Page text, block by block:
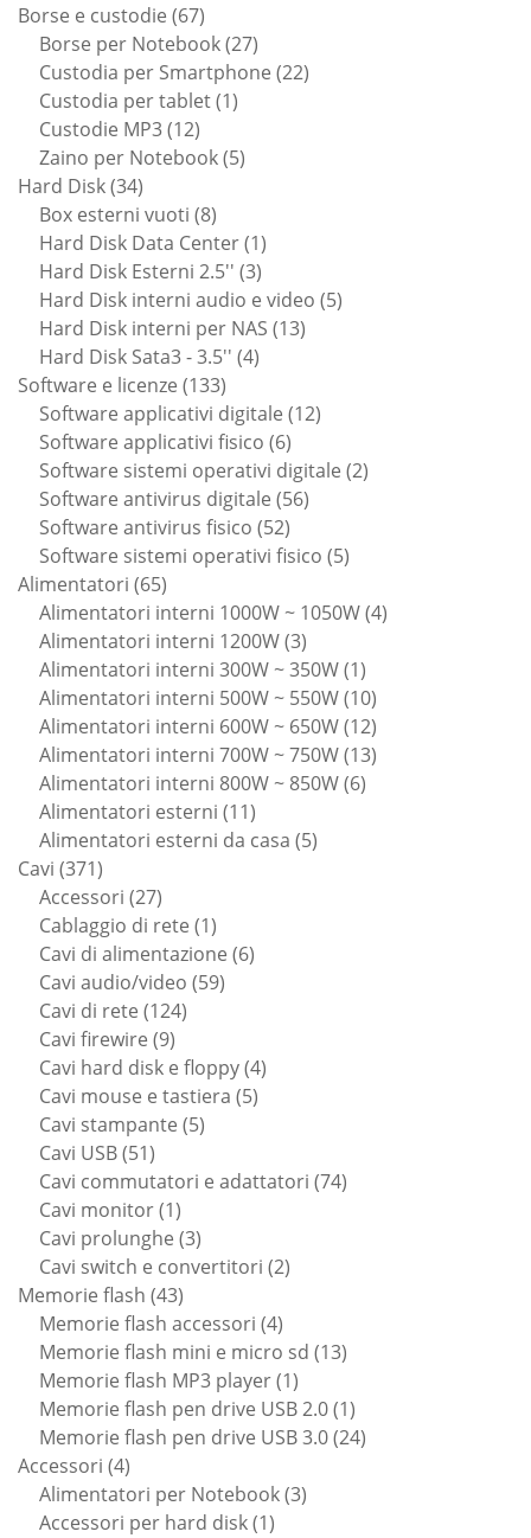
Borse e custodie 6767
prodotti
Borse per Notebook 2727
prodotti
Custodia per Smartphone 2222
Custodia per tablet 11
Custodie MP3 1212
prodotti
Zaino per Notebook 55
Hard Disk 3434
prodotti
Box esterni vuoti 88
prodotti
Hard Disk Data Center 11
prodotto
Hard Disk Esterni 2.5'' 33
prodotti
Hard Disk interni audio e video 55
Hard Disk interni per NAS 1313
Hard Disk Sata3 - 3.5'' 44
Software e licenze 133133
prodotti
Software applicativi digitale 1212
Software applicativi fisico 66
prodotti
Software sistemi operativi digitale 22
Software antivirus digitale 5656
Software antivirus fisico 5252
prodotti
Software sistemi operativi fisico 55
Alimentatori 6565
prodotti
Alimentatori interni 1000W ~ 1050W 44
Alimentatori interni 1200W 33
prodotti
Alimentatori interni 300W ~ 350W 11
prodotto
Alimentatori interni 500W ~ 550W 1010
prodotti
Alimentatori interni 600W ~ 650W 1212
prodotti
Alimentatori interni 700W ~ 750W 1313
Alimentatori interni 800W ~ 850W 66
Alimentatori esterni 1111
prodotti
Alimentatori esterni da casa 55
Cavi 371371
prodotti
Accessori 2727
prodotti
Cablaggio di rete 11
prodotto
Cavi di alimentazione 66
Cavi audio/video 5959
Cavi di rete 124124
Cavi firewire 99
prodotti
Cavi hard disk e floppy 44
Cavi mouse e tastiera 55
Cavi stampante 55
Cavi USB 5151
prodotti
Cavi commutatori e adattatori 7474
Cavi monitor 11
prodotto
Cavi prolunghe 33
prodotti
Cavi switch e convertitori 22
Memorie flash 4343
prodotti
Memorie flash accessori 44
prodotti
Memorie flash mini e micro sd 1313
Memorie flash MP3 player 11
prodotto
Memorie flash pen drive USB 2.0 11
prodotto
Memorie flash pen drive USB 3.0 2424
Accessori 44
prodotti
Alimentatori per Notebook 33
Accessori per hard disk 11